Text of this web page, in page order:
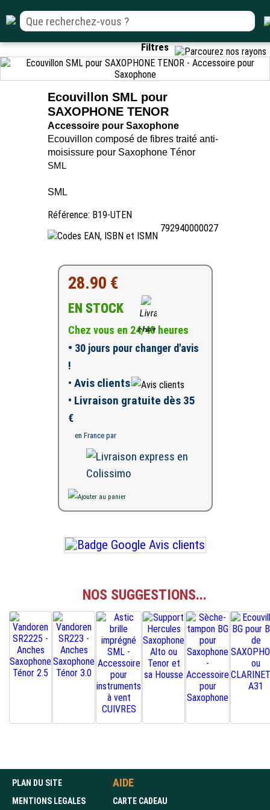
Filtres
Ecouvillon SML pour
SAXOPHONE TENOR
Accessoire pour Saxophone
Ecouvillon composé de fibres traité anti-
moisissure pour Saxophone Ténor
SML
SML
Référence: B19-UTEN
792940000027
28.90 €
EN STOCK
Chez vous en 24/48 heures
• 30 jours pour changer d'avis
!
• Avis clients
• Livraison gratuite dès 35
€
en France par
NOS SUGGESTIONS...
PLAN DU SITE
MENTIONS LEGALES
AIDE
CARTE CADEAU